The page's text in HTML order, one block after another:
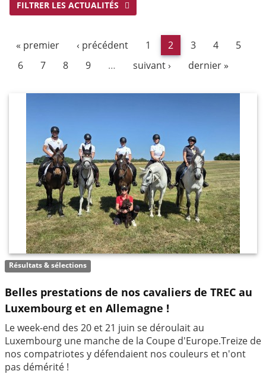
FILTRER LES ACTUALITÉS
« premier ‹ précédent 1 2 3 4
5
6
7 8 9 … suivant › dernier »
Résultats & sélections
Belles prestations de nos cavaliers de TREC au
Luxembourg et en Allemagne !
Le week-end des 20 et 21 juin se déroulait au
Luxembourg une manche de la Coupe d'Europe.Treize de
nos compatriotes y défendaient nos couleurs et n'ont
pas démérité !